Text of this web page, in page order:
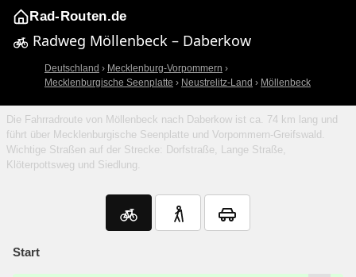
Rad-Routen.de
Radweg Möllenbeck – Daberkow
Deutschland › Mecklenburg-Vorpommern ›
Mecklenburgische Seenplatte › Neustrelitz-Land › Möllenbeck
Die Fahrradroute von Möllenbeck nach Daberkow ist ca. 74 km lang und
führt über Mecklenburgische Seenplatte und Vorpommern-Greifswald.
Wichtige Straßen auf der Strecke: Dorfstraße, Lange Straße,
Klöterpottsweg und Siedlung.
Start